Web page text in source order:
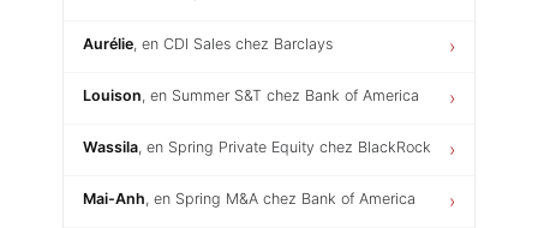
Aurélie, en CDI Sales chez Barclays ›
Louison, en Summer S&T chez Bank of America ›
Wassila, en Spring Private Equity chez BlackRock ›
Mai-Anh, en Spring M&A chez Bank of America ›